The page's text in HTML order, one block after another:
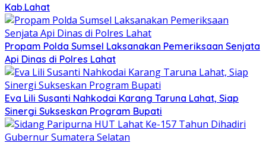
Kab.Lahat
Propam Polda Sumsel Laksanakan Pemeriksaan Senjata
Api Dinas di Polres Lahat
Eva Lili Susanti Nahkodai Karang Taruna Lahat, Siap
Sinergi Sukseskan Program Bupati